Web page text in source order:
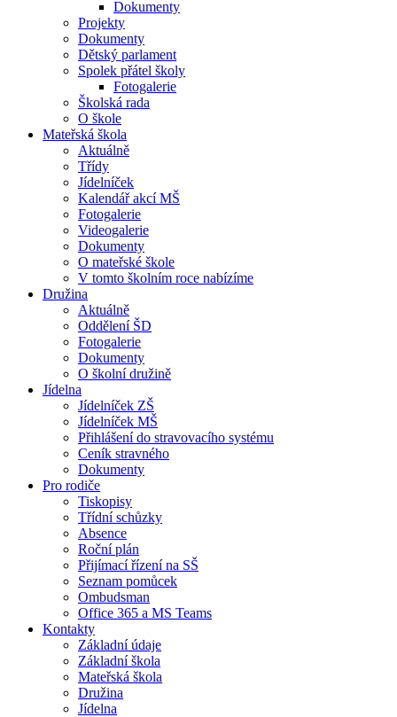
Dokumenty
Projekty
Dokumenty
Dětský parlament
Spolek přátel školy
Fotogalerie
Školská rada
O škole
Mateřská škola
Aktuálně
Třídy
Jídelníček
Kalendář akcí MŠ
Fotogalerie
Videogalerie
Dokumenty
O mateřské škole
V tomto školním roce nabízíme
Družina
Aktuálně
Oddělení ŠD
Fotogalerie
Dokumenty
O školní družině
Jídelna
Jídelníček ZŠ
Jídelníček MŠ
Přihlášení do stravovacího systému
Ceník stravného
Dokumenty
Pro rodiče
Tiskopisy
Třídní schůzky
Absence
Roční plán
Přijímací řízení na SŠ
Seznam pomůcek
Ombudsman
Office 365 a MS Teams
Kontakty
Základní údaje
Základní škola
Mateřská škola
Družina
Jídelna